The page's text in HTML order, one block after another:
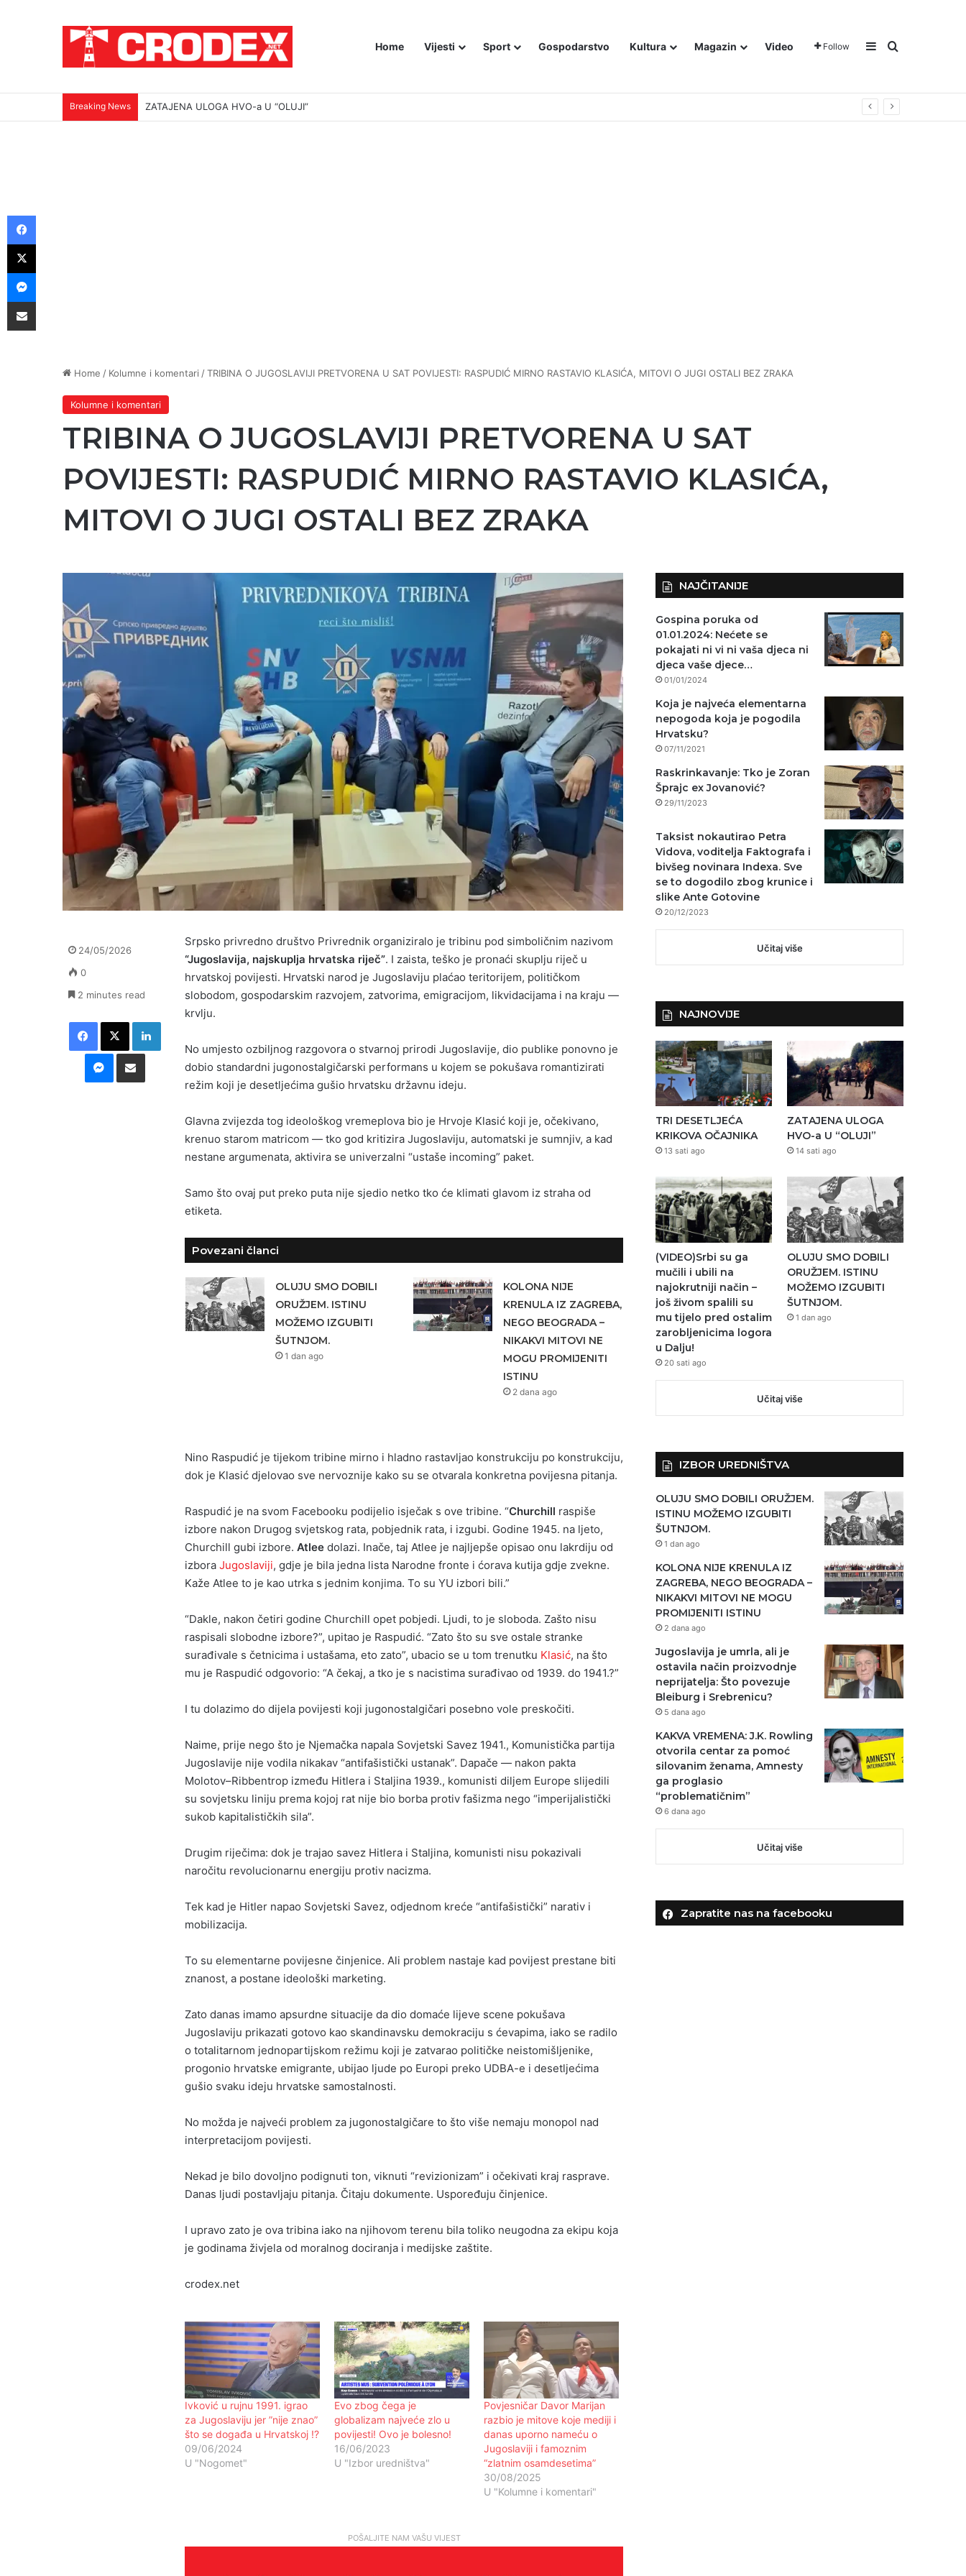
Home Vijesti Sport Gospodarstvo Kultura Magazin Video Follow Sidebar
Traži
Breaking News (VIDEO)Srbi su ga mučili i ubili na najokrutniji način – još živom spalili su mu tijelo pred ostalim zarobljenicima logora u Dalju!
Home / Kolumne i komentari /TRIBINA O JUGOSLAVIJI PRETVORENA U SAT POVIJESTI: RASPUDIĆ MIRNO RASTAVIO KLASIĆA, MITOVI O JUGI OSTALI BEZ ZRAKA
Kolumne i komentari
TRIBINA O JUGOSLAVIJI PRETVORENA U SAT
POVIJESTI: RASPUDIĆ MIRNO RASTAVIO KLASIĆA,
MITOVI O JUGI OSTALI BEZ ZRAKA
Srpsko privredno društvo Privrednik organiziralo je tribinu pod simboličnim nazivom
“Jugoslavija, najskuplja hrvatska riječ”. I zaista, teško je pronaći skuplju riječ u
hrvatskoj povijesti. Hrvatski narod je Jugoslaviju plaćao teritorijem, političkom
slobodom, gospodarskim razvojem, zatvorima, emigracijom, likvidacijama i na kraju —
krvlju.
No umjesto ozbiljnog razgovora o stvarnoj prirodi Jugoslavije, dio publike ponovno je
dobio standardni jugonostalgičarski performans u kojem se pokušava romantizirati
režim koji je desetljećima gušio hrvatsku državnu ideju.
Glavna zvijezda tog ideološkog vremeplova bio je Hrvoje Klasić koji je, očekivano,
krenuo starom matricom — tko god kritizira Jugoslaviju, automatski je sumnjiv, a kad
nestane argumenata, aktivira se univerzalni “ustaše incoming” paket.
Samo što ovaj put preko puta nije sjedio netko tko će klimati glavom iz straha od
etiketa.
Povezani članci
OLUJU SMO DOBILI
ORUŽJEM. ISTINU
MOŽEMO IZGUBITI
ŠUTNJOM.
1 dan ago
KOLONA NIJE
KRENULA IZ ZAGREBA,
NEGO BEOGRADA –
NIKAKVI MITOVI NE
MOGU PROMIJENITI
ISTINU
2 dana ago
Nino Raspudić je tijekom tribine mirno i hladno rastavljao konstrukciju po konstrukciju,
dok je Klasić djelovao sve nervoznije kako su se otvarala konkretna povijesna pitanja.
Raspudić je na svom Facebooku podijelio isječak s ove tribine. “Churchill raspiše
izbore nakon Drugog svjetskog rata, pobjednik rata, i izgubi. Godine 1945. na ljeto,
Churchill gubi izbore. Atlee dolazi. Inače, taj Atlee je najljepše opisao onu lakrdiju od
izbora Jugoslaviji, gdje je bila jedna lista Narodne fronte i ćorava kutija gdje zvekne.
Kaže Atlee to je kao utrka s jednim konjima. To su YU izbori bili.”
“Dakle, nakon četiri godine Churchill opet pobjedi. Ljudi, to je sloboda. Zašto nisu
raspisali slobodne izbore?”, upitao je Raspudić. “Zato što su sve ostale stranke
surađivale s četnicima i ustašama, eto zato”, ubacio se u tom trenutku Klasić, na što
mu je Raspudić odgovorio: “A čekaj, a tko je s nacistima surađivao od 1939. do 1941.?”
I tu dolazimo do dijela povijesti koji jugonostalgičari posebno vole preskočiti.
Naime, prije nego što je Njemačka napala Sovjetski Savez 1941., Komunistička partija
Jugoslavije nije vodila nikakav “antifašistički ustanak”. Dapače — nakon pakta
Molotov–Ribbentrop između Hitlera i Staljina 1939., komunisti diljem Europe slijedili
su sovjetsku liniju prema kojoj rat nije bio borba protiv fašizma nego “imperijalistički
sukob kapitalističkih sila”.
Drugim riječima: dok je trajao savez Hitlera i Staljina, komunisti nisu pokazivali
naročitu revolucionarnu energiju protiv nacizma.
Tek kad je Hitler napao Sovjetski Savez, odjednom kreće “antifašistički” narativ i
mobilizacija.
To su elementarne povijesne činjenice. Ali problem nastaje kad povijest prestane biti
znanost, a postane ideološki marketing.
Zato danas imamo apsurdne situacije da dio domaće lijeve scene pokušava
Jugoslaviju prikazati gotovo kao skandinavsku demokraciju s ćevapima, iako se radilo
o totalitarnom jednopartijskom režimu koji je zatvarao političke neistomišljenike,
progonio hrvatske emigrante, ubijao ljude po Europi preko UDBA-e i desetljećima
gušio svaku ideju hrvatske samostalnosti.
No možda je najveći problem za jugonostalgičare to što više nemaju monopol nad
interpretacijom povijesti.
Nekad je bilo dovoljno podignuti ton, viknuti “revizionizam” i očekivati kraj rasprave.
Danas ljudi postavljaju pitanja. Čitaju dokumente. Uspoređuju činjenice.
I upravo zato je ova tribina iako na njihovom terenu bila toliko neugodna za ekipu koja
je godinama živjela od moralnog dociranja i medijske zaštite.
crodex.net
Ivković u rujnu 1991. igrao
za Jugoslaviju jer ”nije znao”
što se događa u Hrvatskoj !?
09/06/2024
U "Nogomet"
Evo zbog čega je
globalizam najveće zlo u
povijesti! Ovo je bolesno!
16/06/2023
U "Izbor uredništva"
Povjesničar Davor Marijan
razbio je mitove koje mediji i
danas uporno nameću o
Jugoslaviji i famoznim
“zlatnim osamdesetima”
30/08/2025
U "Kolumne i komentari"
POŠALJITE NAM VAŠU VIJEST
24/05/2026
0
2 minutes read
Facebook
X LinkedIn
Messenger
Podijeli putem E-maila
NAJČITANIJE
Gospina poruka od
01.01.2024: Nećete se
pokajati ni vi ni vaša djeca ni
djeca vaše djece…
01/01/2024
Koja je najveća elementarna
nepogoda koja je pogodila
Hrvatsku?
07/11/2021
Raskrinkavanje: Tko je Zoran
Šprajc ex Jovanović?
29/11/2023
Taksist nokautirao Petra
Vidova, voditelja Faktografa i
bivšeg novinara Indexa. Sve
se to dogodilo zbog krunice i
slike Ante Gotovine
20/12/2023
Učitaj više
NAJNOVIJE
TRI DESETLJEĆA
KRIKOVA OČAJNIKA
13 sati ago
ZATAJENA ULOGA
HVO-a U “OLUJI”
14 sati ago
(VIDEO)Srbi su ga
mučili i ubili na
najokrutniji način –
još živom spalili su
mu tijelo pred ostalim
zarobljenicima logora
u Dalju!
20 sati ago
OLUJU SMO DOBILI
ORUŽJEM. ISTINU
MOŽEMO IZGUBITI
ŠUTNJOM.
1 dan ago
Učitaj više
IZBOR UREDNIŠTVA
OLUJU SMO DOBILI ORUŽJEM.
ISTINU MOŽEMO IZGUBITI
ŠUTNJOM.
1 dan ago
KOLONA NIJE KRENULA IZ
ZAGREBA, NEGO BEOGRADA –
NIKAKVI MITOVI NE MOGU
PROMIJENITI ISTINU
2 dana ago
Jugoslavija je umrla, ali je
ostavila način proizvodnje
neprijatelja: Što povezuje
Bleiburg i Srebrenicu?
5 dana ago
KAKVA VREMENA: J.K. Rowling
otvorila centar za pomoć
silovanim ženama, Amnesty
ga proglasio
“problematičnim”
6 dana ago
Učitaj više
Zapratite nas na facebooku
Facebook
X
Messenger
Podijeli putem E-maila